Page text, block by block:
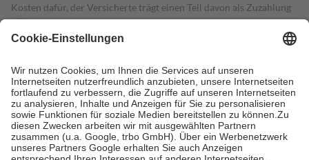
Kosten dafür, der Versicherte trägt einen Teil davon als Zuzahlung
mit.
Grundsätzlich leisten Mitglieder Zuzahlungen in Höhe von zehn
höchstens zehn Euro.
Es sind jedoch nie mehr als die tatsächlichen
Kosten der Leistung zu entrichten.
Diese Regeln gelten grundsätzlich auch für Online-Apotheken.
Bei Heilmitteln und häuslicher Krankenpflege beträgt die
Zuzahlung zehn Prozent der Kosten sowie zehn Euro je
Verordnung.
Um das Engagement der Versicherten für ihre eigene Gesundheit zu